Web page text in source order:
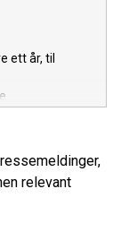
ett år, til
relevant